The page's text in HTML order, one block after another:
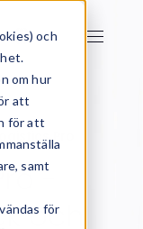
och
om hur
att
för att
samt
för
Pro
-
och